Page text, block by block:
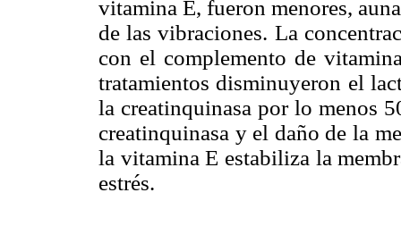
vitamina E, fueron menores,
de las vibraciones. La
con el complemento de
tratamientos disminuyeron el
la creatinquinasa por lo menos
creatinquinasa y el daño de la
la vitamina E estabiliza la
estrés.